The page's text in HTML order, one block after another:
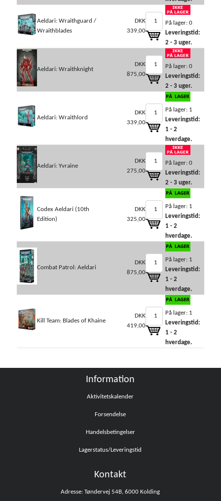
Aeldari: Wraithguard /
Wraithblades
DKK
339,00
På lager: 0
Leveringstid:
2 - 3 uger.
Aeldari: Wraithknight
DKK
875,00
På lager: 0
Leveringstid:
2 - 3 uger.
Aeldari: Wraithlord
DKK
339,00
På lager: 1
Leveringstid:
1 - 2
hverdage.
Aeldari: Yvraine
DKK
275,00
På lager: 0
Leveringstid:
2 - 3 uger.
Codex Aeldari (10th
Edition)
DKK
325,00
På lager: 1
Leveringstid:
1 - 2
hverdage.
Combat Patrol: Aeldari
DKK
875,00
På lager: 1
Leveringstid:
1 - 2
hverdage.
Kill Team: Blades of Khaine
DKK
419,00
På lager: 1
Leveringstid:
1 - 2
hverdage.
Information
Aktivitetskalender
Forsendelse
Handelsbetingelser
Lagerstatus/Leveringstid
Kontakt
Adresse: Tøndervej 54B, 6000 Kolding